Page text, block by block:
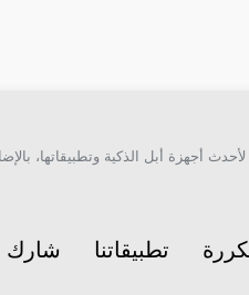
أجهزة أبل الذكية وتطبيقاتها،
تطبيقاتنا شارك